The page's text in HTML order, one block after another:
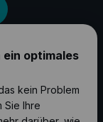
ein optimales
kein Problem
Sie Ihre